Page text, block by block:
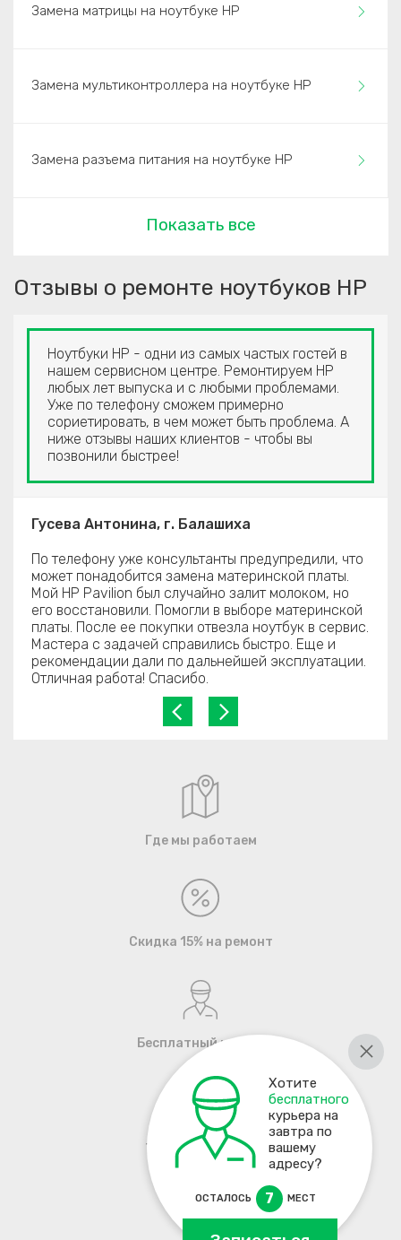
Хотите
бесплатного
курьера на
завтра по
вашему
адресу?
ОСТАЛОСЬ 7 МЕСТ
Замена матрицы на ноутбуке HP
Замена мультиконтроллера на ноутбуке HP
Замена разъема питания на ноутбуке HP
Показать все
Отзывы о ремонте ноутбуков HP
Ноутбуки HP - одни из самых частых гостей в
нашем сервисном центре. Ремонтируем HP
любых лет выпуска и с любыми проблемами.
Уже по телефону сможем примерно
сориетировать, в чем может быть проблема. А
ниже отзывы наших клиентов - чтобы вы
позвонили быстрее!
Гусева Антонина, г. Балашиха
По телефону уже консультанты предупредили, что
может понадобится замена материнской платы.
Мой HP Pavilion был случайно залит молоком, но
его восстановили. Помогли в выборе материнской
платы. После ее покупки отвезла ноутбук в сервис.
Мастера с задачей справились быстро. Еще и
рекомендации дали по дальнейшей эксплуатации.
Отличная работа! Спасибо.
Где мы работаем
Скидка 15% на ремонт
Бесплатный курьер
+7 495 137-93-17